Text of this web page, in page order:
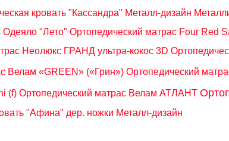
кровать "Кассандра" Металл-дизайн
Одеяло "Лето" Ортопедический матрас Four Red
Неолюкс ГРАНД ультра-кокос 3D
Велам «GREEN» («Грин») Ортопедический
(f) Ортопедический матрас Велам АТЛАНТ
"Афина" дер. ножки Металл-дизайн